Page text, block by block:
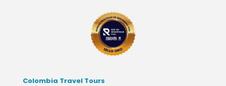
Colombia Travel Tours